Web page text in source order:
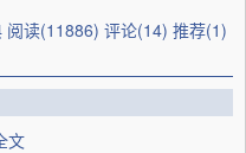
阅读(11886) 评论(14) 推荐(1)
文